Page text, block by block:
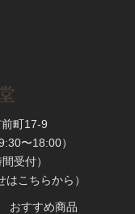
町17-9
〜18:00）
間受付）
はこちらから）
おすすめ商品